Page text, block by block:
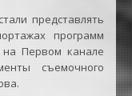
представлять
программ
Первом канале
съемочного